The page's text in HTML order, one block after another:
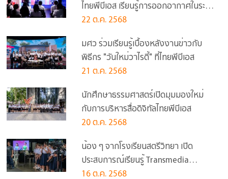
ไทยพีบีเอส เรียนรู้การออกอากาศในระบบ
ดิจิทัลบรอดแคสต์
22 ต.ค. 2568
มศว ร่วมเรียนรู้เบื้องหลังงานข่าวกับ
พิธีกร "วันใหม่วาไรตี้" ที่ไทยพีบีเอส
21 ต.ค. 2568
นักศึกษาธรรมศาสตร์เปิดมุมมองใหม่
กับการบริหารสื่อดิจิทัลไทยพีบีเอส
20 ต.ค. 2568
น้อง ๆ จากโรงเรียนสตรีวิทยา เปิด
ประสบการณ์เรียนรู้ Transmedia
Journalist ไทยพีบีเอส
16 ต.ค. 2568